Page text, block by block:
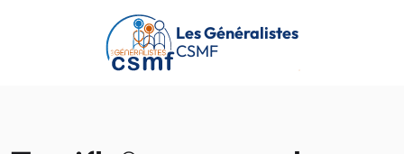
Passer au contenu principal
Les Généralistes
CSMF